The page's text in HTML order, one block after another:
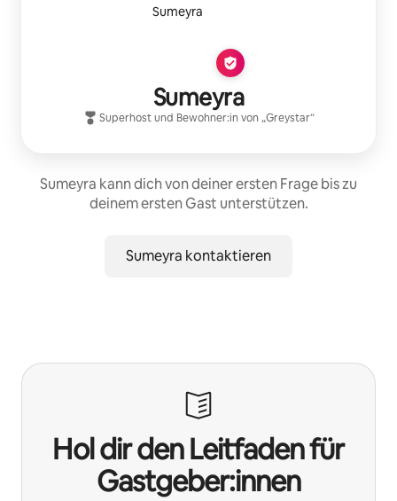
Sumeyra
Superhost und Bewohner:in von „Greystar“
Sumeyra kann dich von deiner ersten Frage bis zu
deinem ersten Gast unterstützen.
Sumeyra kontaktieren
Hol dir den Leitfaden für
Gastgeber:innen